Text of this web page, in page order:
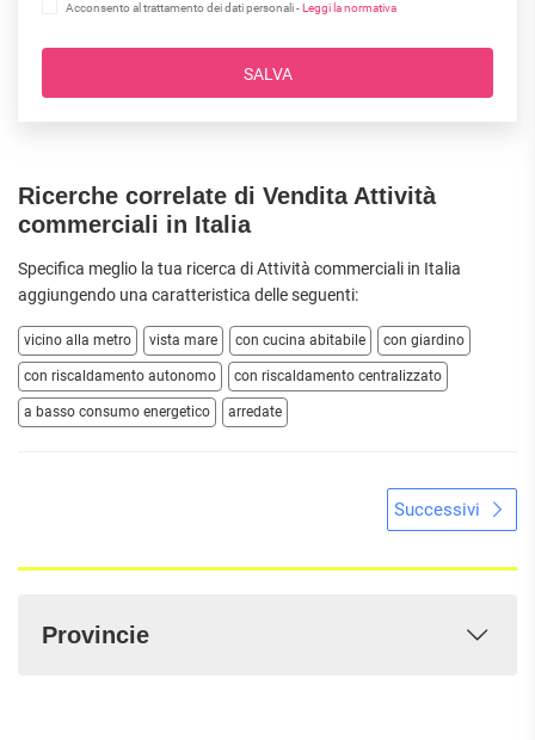
Acconsento al trattamento dei dati personali - Leggi la normativa
SALVA
Ricerche correlate di Vendita Attività
commerciali in Italia
Specifica meglio la tua ricerca di Attività commerciali in Italia
aggiungendo una caratteristica delle seguenti:
vicino alla metro vista mare con cucina abitabile con giardino
con riscaldamento autonomo con riscaldamento centralizzato
a basso consumo energetico arredate
Successivi
Provincie